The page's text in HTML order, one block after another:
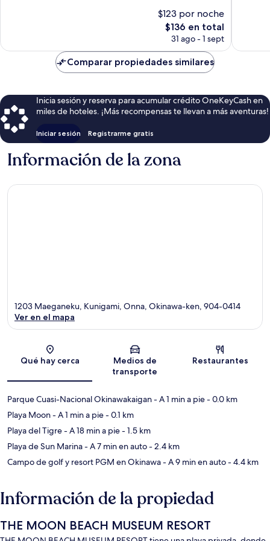
$123 por noche
El
precio
es
$136 en total
31 ago - 1 sept
Comparar propiedades similares
Inicia sesión y reserva para acumular crédito OneKeyCash en
miles de hoteles. ¡Más recompensas te llevan a más aventuras!
Iniciar sesión Registrarme gratis
Información de la zona
Sección del mapa
1203 Maeganeku, Kunigami, Onna, Okinawa-ken, 904-0414
Ver en el mapa
Qué hay cerca
Medios de
transporte
Restaurantes
Parque Cuasi-Nacional Okinawakaigan- A 1 min a pie- 0.0 km
Playa Moon- A 1 min a pie- 0.1 km
Playa del Tigre- A 18 min a pie- 1.5 km
Playa de Sun Marina- A 7 min en auto- 2.4 km
Campo de golf y resort PGM en Okinawa- A 9 min en auto- 4.4 km
Información de la propiedad
THE MOON BEACH MUSEUM RESORT